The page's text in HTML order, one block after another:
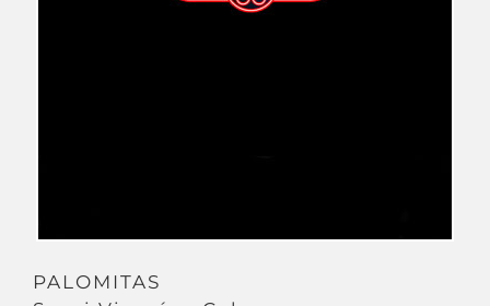
PALOMITAS